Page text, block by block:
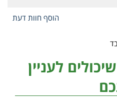
הוסף חוות דעת
לעניין